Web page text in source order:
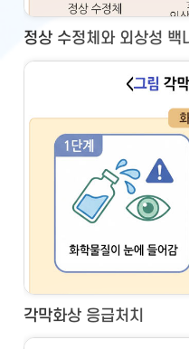
정상 수정체와 외상성 백
각막화상 응급처치